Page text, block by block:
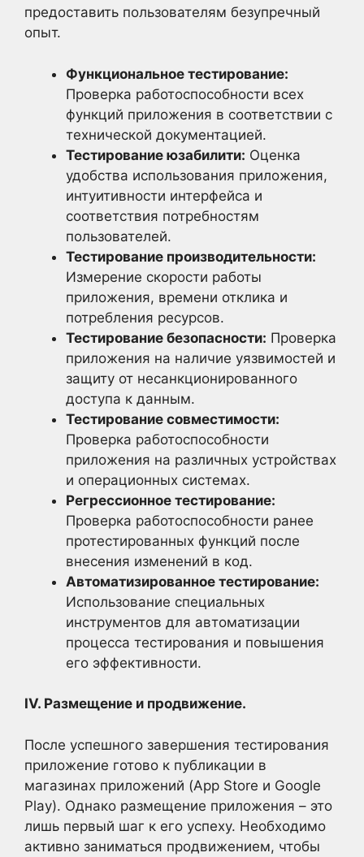
предоставить пользователям безупречный
опыт.
Функциональное тестирование:
Проверка работоспособности всех
функций приложения в соответствии с
технической документацией.
Тестирование юзабилити: Оценка
удобства использования приложения,
интуитивности интерфейса и
соответствия потребностям
пользователей.
Тестирование производительности:
Измерение скорости работы
приложения, времени отклика и
потребления ресурсов.
Тестирование безопасности: Проверка
приложения на наличие уязвимостей и
защиту от несанкционированного
доступа к данным.
Тестирование совместимости:
Проверка работоспособности
приложения на различных устройствах
и операционных системах.
Регрессионное тестирование:
Проверка работоспособности ранее
протестированных функций после
внесения изменений в код.
Автоматизированное тестирование:
Использование специальных
инструментов для автоматизации
процесса тестирования и повышения
его эффективности.
IV. Размещение и продвижение.
После успешного завершения тестирования
приложение готово к публикации в
магазинах приложений (App Store и Google
Play). Однако размещение приложения – это
лишь первый шаг к его успеху. Необходимо
активно заниматься продвижением, чтобы